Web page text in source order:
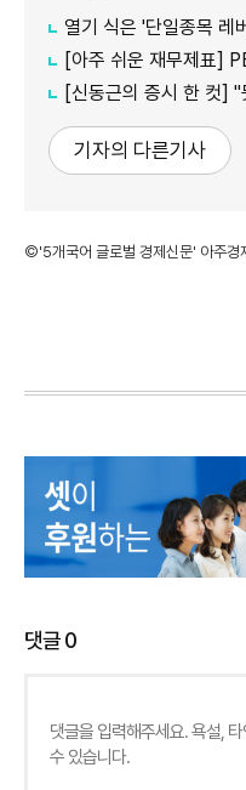
열기 식은 '단일종목 레
[아주 쉬운 재무제표] PBR이
[신동근의 증시 한 컷] "못 사서
기자의 다른기사
©'5개국어 글로벌 경제신문' 아주경
댓글0